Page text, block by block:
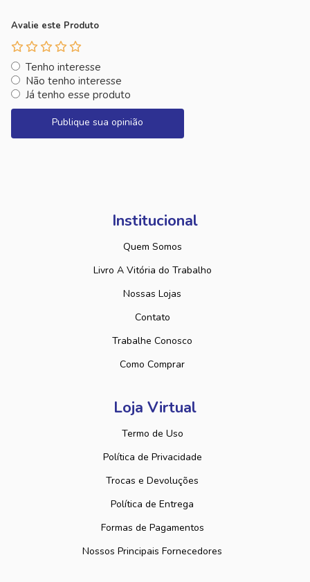
Avalie este Produto
Tenho interesse
Não tenho interesse
Já tenho esse produto
Publique sua opinião
Institucional
Quem Somos
Livro A Vitória do Trabalho
Nossas Lojas
Contato
Trabalhe Conosco
Como Comprar
Loja Virtual
Termo de Uso
Política de Privacidade
Trocas e Devoluções
Política de Entrega
Formas de Pagamentos
Nossos Principais Fornecedores